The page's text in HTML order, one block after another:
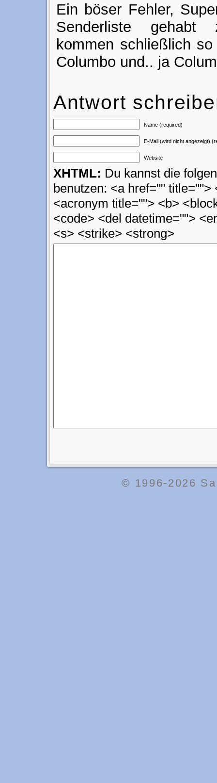
Ein böser Fehler,
Senderliste
kommen schließlich
Columbo und.. ja
Antwort
Name (required)
E-Mail (wird nicht angezeigt)
Website
XHTML: Du kannst die
benutzen: <a href="" title="">
<acronym title=""> <b>
<code> <del datetime="">
<s> <strike> <strong>
© 1996-2026